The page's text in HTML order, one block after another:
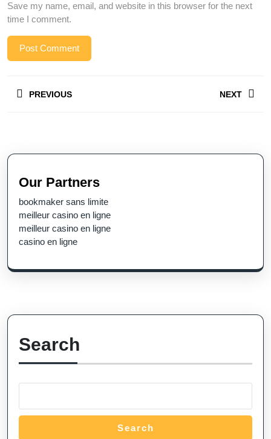
Save my name, email, and website in this browser for the next
time I comment.
navigation
PREVIOUS NEXT
Our Partners
bookmaker sans limite
meilleur casino en ligne
meilleur casino en ligne
casino en ligne
Search
Search